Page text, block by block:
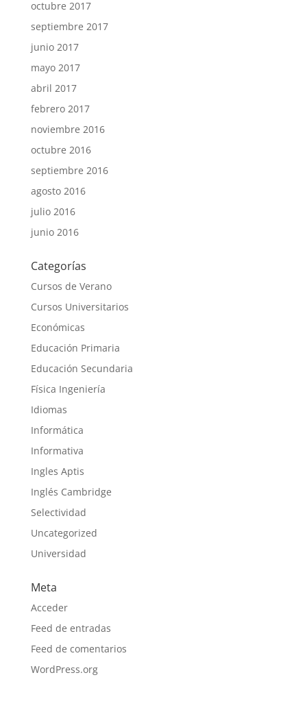
octubre 2017
septiembre 2017
junio 2017
mayo 2017
abril 2017
febrero 2017
noviembre 2016
octubre 2016
septiembre 2016
agosto 2016
julio 2016
junio 2016
Categorías
Cursos de Verano
Cursos Universitarios
Económicas
Educación Primaria
Educación Secundaria
Física Ingeniería
Idiomas
Informática
Informativa
Ingles Aptis
Inglés Cambridge
Selectividad
Uncategorized
Universidad
Meta
Acceder
Feed de entradas
Feed de comentarios
WordPress.org